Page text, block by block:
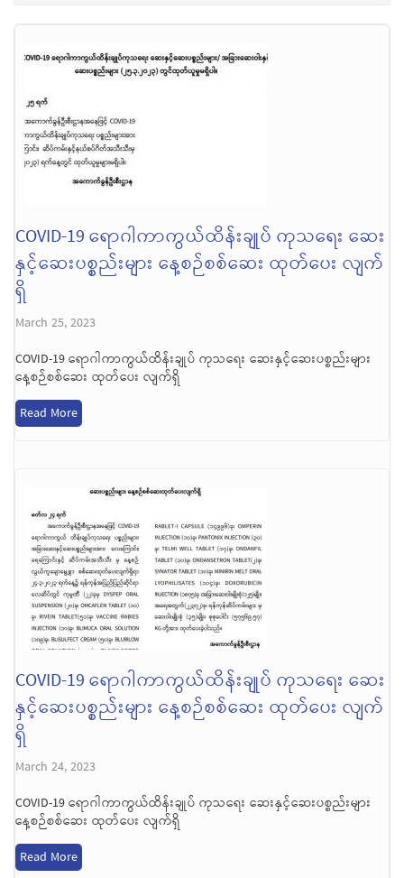
COVID-19 ရောဂါကာကွယ်ထိန်းချုပ် ကုသရေး ဆေး
နှင့်ဆေးပစ္စည်းများ နေ့စဉ်စစ်ဆေး ထုတ်ပေး လျက်
ရှိ
March 25, 2023
COVID-19 ရောဂါကာကွယ်ထိန်းချုပ် ကုသရေး ဆေးနှင့်ဆေးပစ္စည်းများ
နေ့စဉ်စစ်ဆေး ထုတ်ပေး လျက်ရှိ
Read More
COVID-19 ရောဂါကာကွယ်ထိန်းချုပ် ကုသရေး ဆေး
နှင့်ဆေးပစ္စည်းများ နေ့စဉ်စစ်ဆေး ထုတ်ပေး လျက်
ရှိ
March 24, 2023
COVID-19 ရောဂါကာကွယ်ထိန်းချုပ် ကုသရေး ဆေးနှင့်ဆေးပစ္စည်းများ
နေ့စဉ်စစ်ဆေး ထုတ်ပေး လျက်ရှိ
Read More